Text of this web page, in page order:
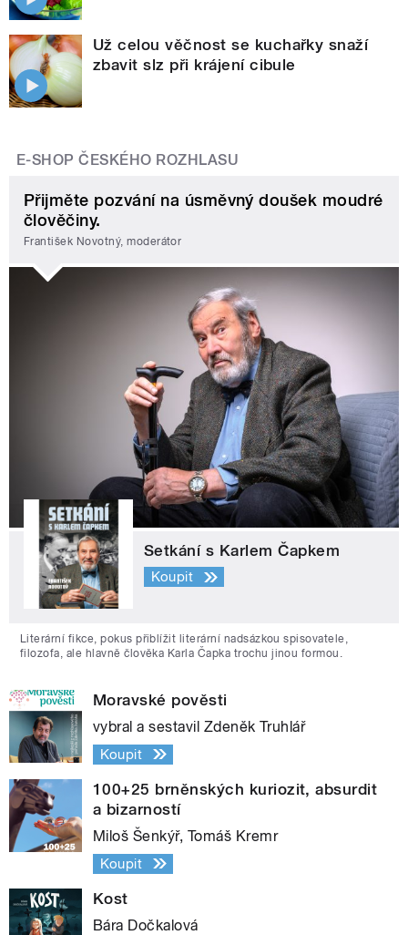
Už celou věčnost se kuchařky snaží
zbavit slz při krájení cibule
E-SHOP ČESKÉHO ROZHLASU
Přijměte pozvání na úsměvný doušek moudré
člověčiny.
František Novotný, moderátor
Setkání s Karlem Čapkem
Koupit
Literární fikce, pokus přiblížit literární nadsázkou spisovatele,
filozofa, ale hlavně člověka Karla Čapka trochu jinou formou.
Moravské pověsti
vybral a sestavil Zdeněk Truhlář
Koupit
100+25 brněnských kuriozit, absurdit
a bizarností
Miloš Šenkýř, Tomáš Kremr
Koupit
Kost
Bára Dočkalová